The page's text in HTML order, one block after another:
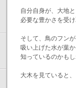
自分自身が、大地
必要な豊かさを受
そして、鳥のフン
吸い上げた水が葉
知っているのかも
大木を見ていると